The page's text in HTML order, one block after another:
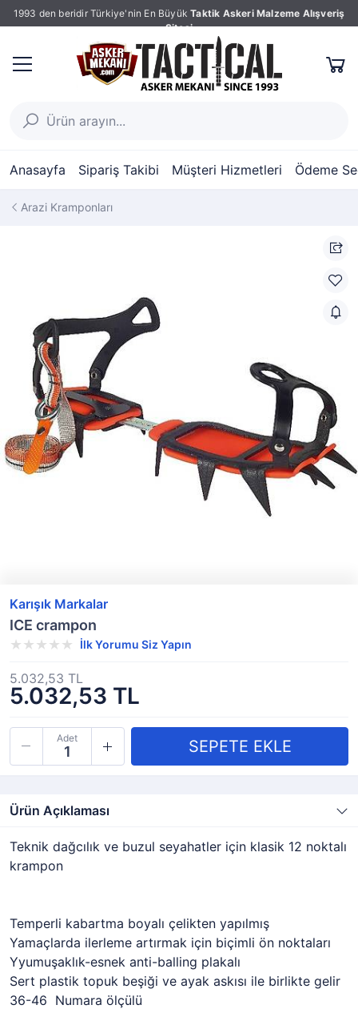
1993 den beridir Türkiye'nin En Büyük Taktik Askeri Malzeme Alışveriş
Sitesi
Anasayfa Sipariş Takibi Müşteri Hizmetleri Ödeme
Arazi Kramponları
Karışık Markalar
ICE crampon
İlk Yorumu Siz Yapın
5.032,53 TL
5.032,53 TL
Adet
Ürün Açıklaması
Teknik dağcılık ve buzul seyahatler için klasik 12 noktalı
krampon
Temperli kabartma boyalı çelikten yapılmış
Yamaçlarda ilerleme artırmak için biçimli ön noktaları
Yyumuşaklık-esnek anti-balling plakalı
Sert plastik topuk beşiği ve ayak askısı ile birlikte gelir
36-46 Numara ölçülü